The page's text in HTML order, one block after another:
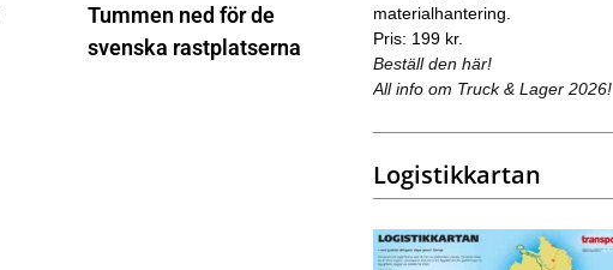
Tummen ned för de
svenska rastplatserna
materialhantering.
Pris: 199 kr.
Beställ den här!
All info om Truck & Lager 2026!
Logistikkartan